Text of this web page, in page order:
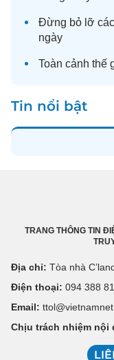
Đừng bỏ lỡ
ngày
Toàn cảnh thế
Tin nổi bật
TRANG THÔNG TIN
Địa chỉ: Tòa nhà
Điện thoại: 094 388
Email:
Chịu trách nhiệm nội